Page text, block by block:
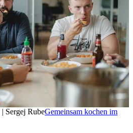
| Sergej RubeGemeinsam kochen im